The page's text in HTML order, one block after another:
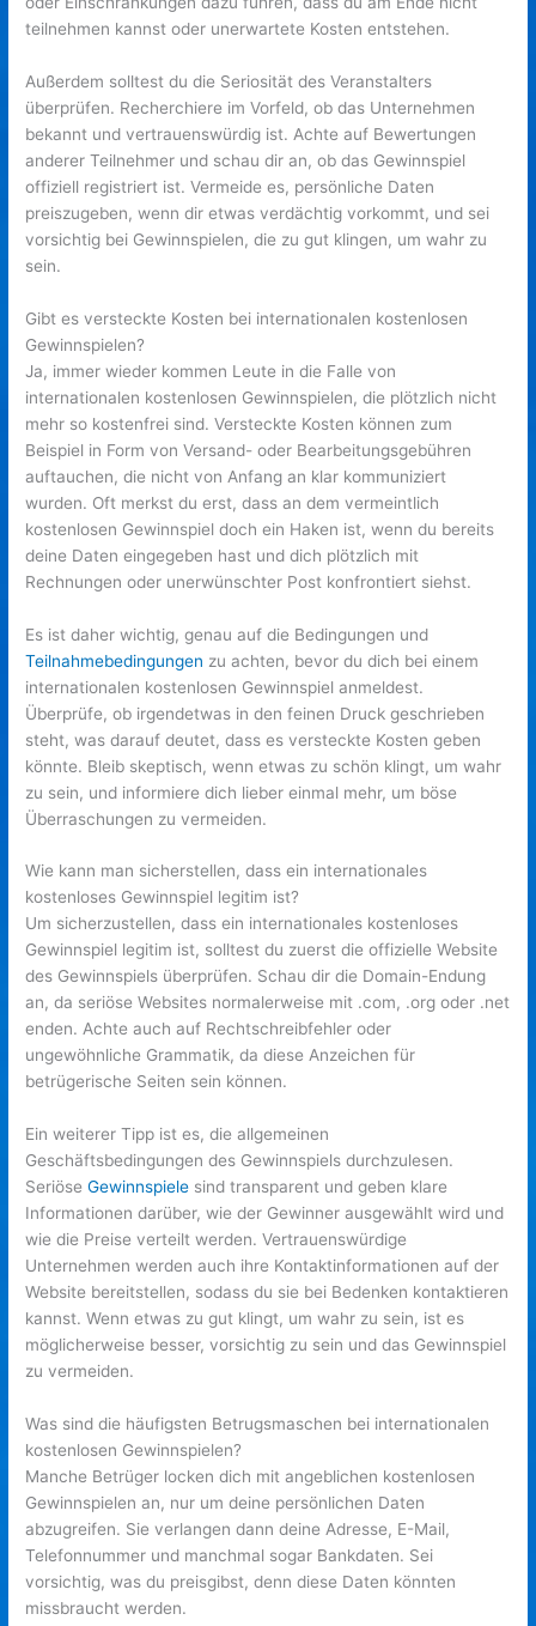
teilnehmen kannst oder unerwartete Kosten entstehen.
Außerdem solltest du die Seriosität des Veranstalters
überprüfen. Recherchiere im Vorfeld, ob das Unternehmen
bekannt und vertrauenswürdig ist. Achte auf Bewertungen
anderer Teilnehmer und schau dir an, ob das Gewinnspiel
offiziell registriert ist. Vermeide es, persönliche Daten
preiszugeben, wenn dir etwas verdächtig vorkommt, und sei
vorsichtig bei Gewinnspielen, die zu gut klingen, um wahr zu
sein.
Gibt es versteckte Kosten bei internationalen kostenlosen
Gewinnspielen?
Ja, immer wieder kommen Leute in die Falle von
internationalen kostenlosen Gewinnspielen, die plötzlich nicht
mehr so kostenfrei sind. Versteckte Kosten können zum
Beispiel in Form von Versand- oder Bearbeitungsgebühren
auftauchen, die nicht von Anfang an klar kommuniziert
wurden. Oft merkst du erst, dass an dem vermeintlich
kostenlosen Gewinnspiel doch ein Haken ist, wenn du bereits
deine Daten eingegeben hast und dich plötzlich mit
Rechnungen oder unerwünschter Post konfrontiert siehst.
Es ist daher wichtig, genau auf die Bedingungen und
Teilnahmebedingungen zu achten, bevor du dich bei einem
internationalen kostenlosen Gewinnspiel anmeldest.
Überprüfe, ob irgendetwas in den feinen Druck geschrieben
steht, was darauf deutet, dass es versteckte Kosten geben
könnte. Bleib skeptisch, wenn etwas zu schön klingt, um wahr
zu sein, und informiere dich lieber einmal mehr, um böse
Überraschungen zu vermeiden.
Wie kann man sicherstellen, dass ein internationales
kostenloses Gewinnspiel legitim ist?
Um sicherzustellen, dass ein internationales kostenloses
Gewinnspiel legitim ist, solltest du zuerst die offizielle Website
des Gewinnspiels überprüfen. Schau dir die Domain-Endung
an, da seriöse Websites normalerweise mit .com, .org oder .net
enden. Achte auch auf Rechtschreibfehler oder
ungewöhnliche Grammatik, da diese Anzeichen für
betrügerische Seiten sein können.
Ein weiterer Tipp ist es, die allgemeinen
Geschäftsbedingungen des Gewinnspiels durchzulesen.
SeriöseGewinnspiele sind transparent und geben klare
Informationen darüber, wie der Gewinner ausgewählt wird und
wie die Preise verteilt werden. Vertrauenswürdige
Unternehmen werden auch ihre Kontaktinformationen auf der
Website bereitstellen, sodass du sie bei Bedenken kontaktieren
kannst. Wenn etwas zu gut klingt, um wahr zu sein, ist es
möglicherweise besser, vorsichtig zu sein und das Gewinnspiel
zu vermeiden.
Was sind die häufigsten Betrugsmaschen bei internationalen
kostenlosen Gewinnspielen?
Manche Betrüger locken dich mit angeblichen kostenlosen
Gewinnspielen an, nur um deine persönlichen Daten
abzugreifen. Sie verlangen dann deine Adresse, E-Mail,
Telefonnummer und manchmal sogar Bankdaten. Sei
vorsichtig, was du preisgibst, denn diese Daten könnten
missbraucht werden.